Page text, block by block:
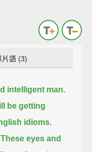
片語 (3)
intelligent man.
be getting
idioms.
These eyes and